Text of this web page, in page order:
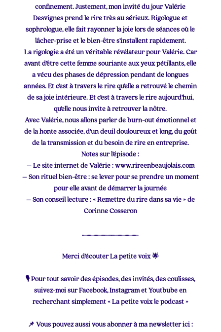
confinement. Justement, mon invité du jour Valérie
Desvignes prend le rire très au sérieux. Rigologue et
sophrologue, elle fait rayonner la joie lors de séances où le
lâcher-prise et le bien-être s’installent rapidement.
La rigologie a été un véritable révélateur pour Valérie. Car
avant d’être cette femme souriante aux yeux pétillants, elle
a vécu des phases de dépression pendant de longues
années. Et c’est à travers le rire qu’elle a retrouvé le chemin
de sa joie intérieure. Et c’est à travers le rire aujourd’hui,
qu’elle nous invite à retrouver la nôtre.
Avec Valérie, nous allons parler de burn-out émotionnel et
de la honte associée, d’un deuil douloureux et long, du goût
de la transmission et du besoin de rire en entreprise.
Notes sur l’épisode :
– Le site internet de Valérie : www.rireenbeaujolais.com
– Son rituel bien-être : se lever pour se prendre un moment
pour elle avant de démarrer la journée
– Son conseil lecture : « Remettre du rire dans sa vie » de
Corinne Cosseron
………………………………………….
Merci d’écouter La petite voix 🌟
🎙 Pour tout savoir des épisodes, des invités, des coulisses,
suivez-moi sur Facebook, Instagram et Youtbube en
recherchant simplement « La petite voix le podcast »
📌 Vous pouvez aussi vous abonner à ma newsletter ici :